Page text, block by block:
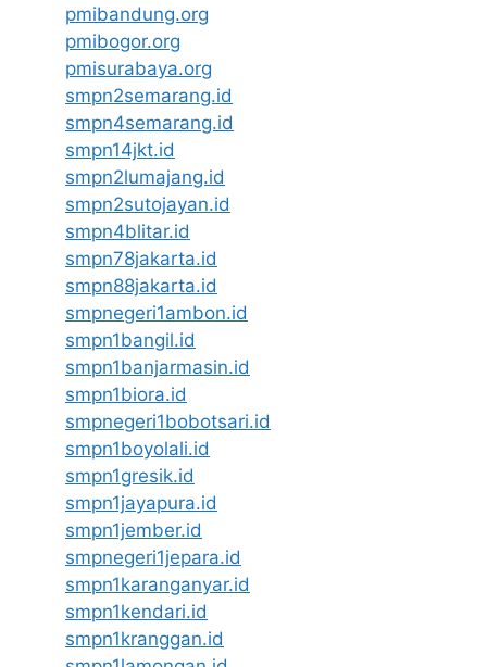
pmibandung.org
pmibogor.org
pmisurabaya.org
smpn2semarang.id
smpn4semarang.id
smpn14jkt.id
smpn2lumajang.id
smpn2sutojayan.id
smpn4blitar.id
smpn78jakarta.id
smpn88jakarta.id
smpnegeri1ambon.id
smpn1bangil.id
smpn1banjarmasin.id
smpn1biora.id
smpnegeri1bobotsari.id
smpn1boyolali.id
smpn1gresik.id
smpn1jayapura.id
smpn1jember.id
smpnegeri1jepara.id
smpn1karanganyar.id
smpn1kendari.id
smpn1kranggan.id